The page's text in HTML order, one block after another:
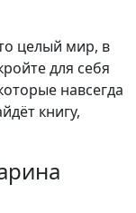
целый мир, в
для себя
навсегда
книгу,